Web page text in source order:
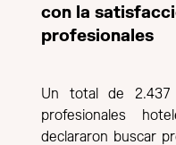
con la
profesionales
Un total de 2.437
profesionales
declararon buscar